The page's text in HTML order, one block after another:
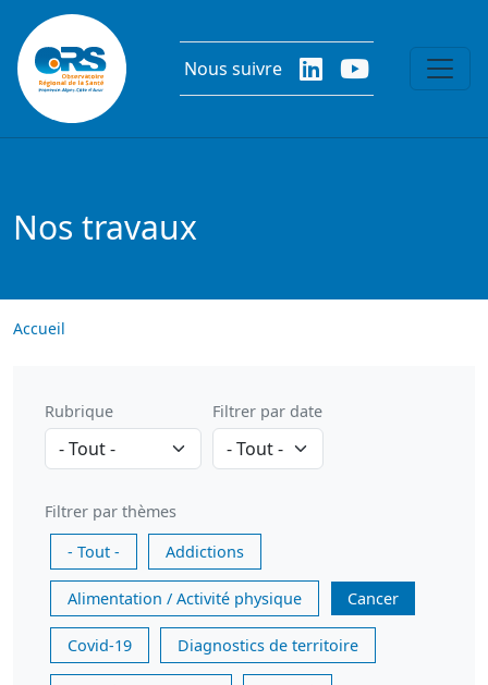
Aller au contenu principal
Nous suivre
Nos travaux
Accueil
Rubrique Filtrer par date
Filtrer par thèmes
- Tout -
Addictions
Alimentation / Activité physique Cancer
Covid-19 Diagnostics de territoire